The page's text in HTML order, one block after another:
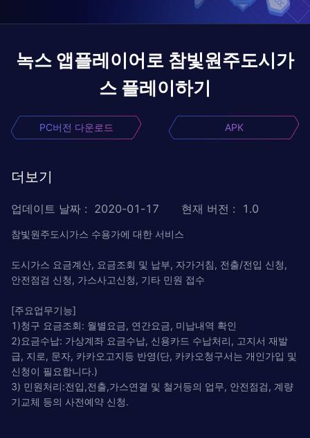
녹스 앱플레이어로 참빛원주도시가
스 플레이하기
PC버전 다운로드 APK
더보기
업데이트 날짜 : 2020-01-17 현재 버전 : 1.0
참빛원주도시가스 수용가에 대한 서비스
도시가스 요금계산, 요금조회 및 납부, 자가거침, 전출/전입 신청,
안전점검 신청, 가스사고신청, 기타 민원 접수
[주요업무기능]
1)청구 요금조회: 월별요금, 연간요금, 미납내역 확인
2)요금수납: 가상계좌 요금수납, 신용카드 수납처리, 고지서 재발
급, 지로, 문자, 카카오고지등 반영(단, 카카오청구서는 개인가입 및
신청이 필요합니다.)
3) 민원처리:전입,전출,가스연결 및 철거등의 업무, 안전점검, 계량
기교체 등의 사전예약 신청.